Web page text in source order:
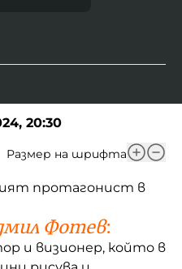
20:30
Размер на шрифта
протагонист в
Фотев:
и визионер, който в